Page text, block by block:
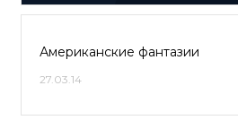
Американские фантазии
27.03.14